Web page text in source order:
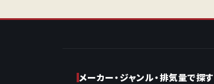
メーカー・ジャンル・排気量で探す